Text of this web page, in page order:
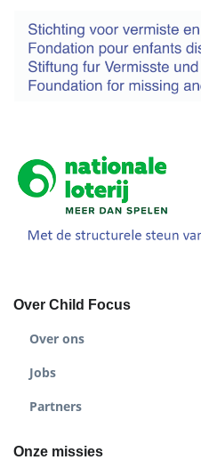
Over Child Focus
Over ons
Jobs
Partners
Onze missies